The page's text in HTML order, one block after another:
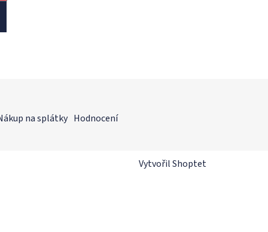
na splátky Hodnocení
Vytvořil Shoptet